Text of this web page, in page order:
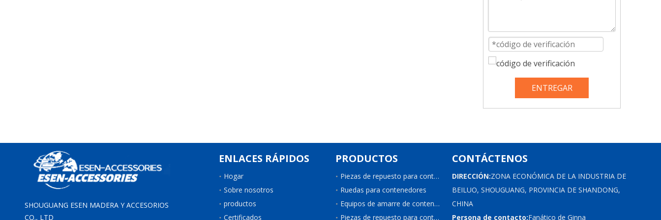
ENTREGAR
SHOUGUANG ESEN MADERA Y ACCESORIOS
CO., LTD
ENLACES RÁPIDOS
Hogar
Sobre nosotros
productos
Certificados
PRODUCTOS
Piezas de repuesto para contenedores
Ruedas para contenedores
Equipos de amarre de contenedores
Piezas de repuesto para contenedores de refrigeración
CONTÁCTENOS
DIRECCIÓN:ZONA ECONÓMICA DE LA INDUSTRIA DE
BEILUO, SHOUGUANG, PROVINCIA DE SHANDONG,
CHINA
Persona de contacto:Fanático de Ginna